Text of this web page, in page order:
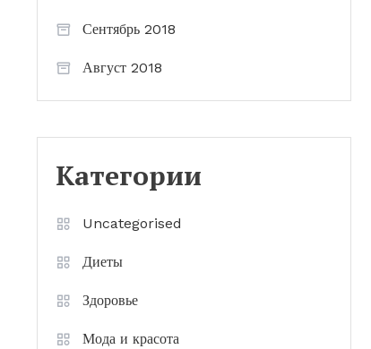
Сентябрь 2018
Август 2018
Категории
Uncategorised
Диеты
Здоровье
Мода и красота